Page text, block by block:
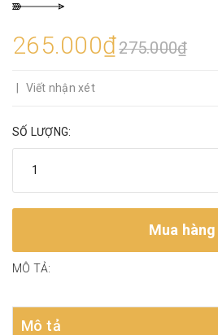
265.000₫275.000₫
Viết nhận xét
SỐ LƯỢNG:
Mua hàng
MÔ TẢ:
Mô tả